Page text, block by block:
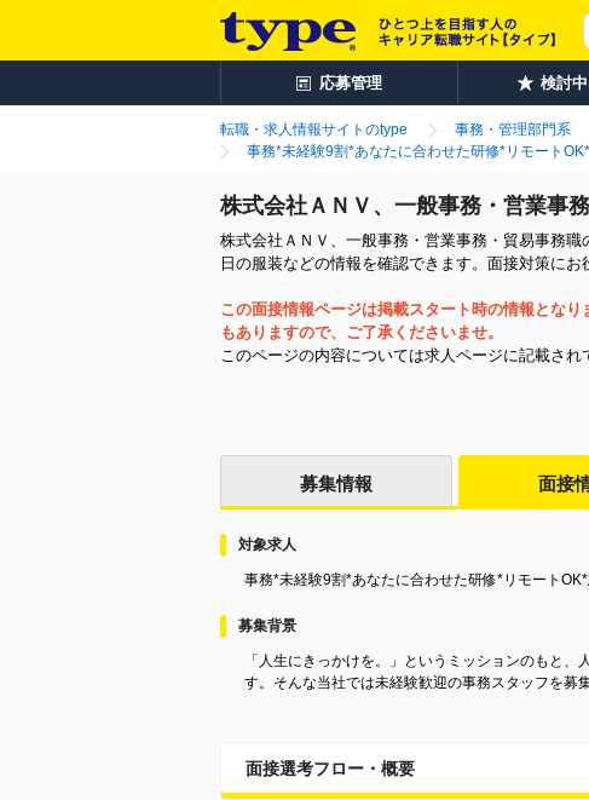
応募管理 検討
転職・求人情報サイトのtype 事務・管理部門系
事務*未経験9割*あなたに合わせた研修*リモート
株式会社ＡＮＶ、一般事務・営業事
株式会社ＡＮＶ、一般事務・営業事務・貿易事務
日の服装などの情報を確認できます。面接対策にお
この面接情報ページは掲載スタート時の情報とな
もありますので、ご了承くださいませ。
このページの内容については求人ページに記載され
募集情報 面接
対象求人
事務*未経験9割*あなたに合わせた研修*リモート
募集背景
「人生にきっかけを。」というミッションのもと
す。そんな当社では未経験歓迎の事務スタッフを募
面接選考フロー・概要